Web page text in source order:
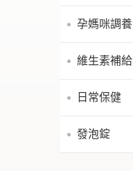
孕媽咪調養
維生素補給
日常保健
發泡錠